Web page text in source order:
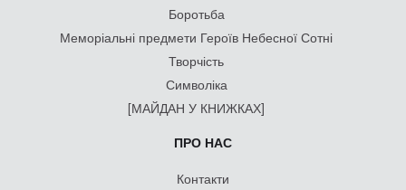
Боротьба
Меморіальні предмети Героїв Небесної Сотні
Творчість
Символіка
[МАЙДАН У КНИЖКАХ]
ПРО НАС
Контакти